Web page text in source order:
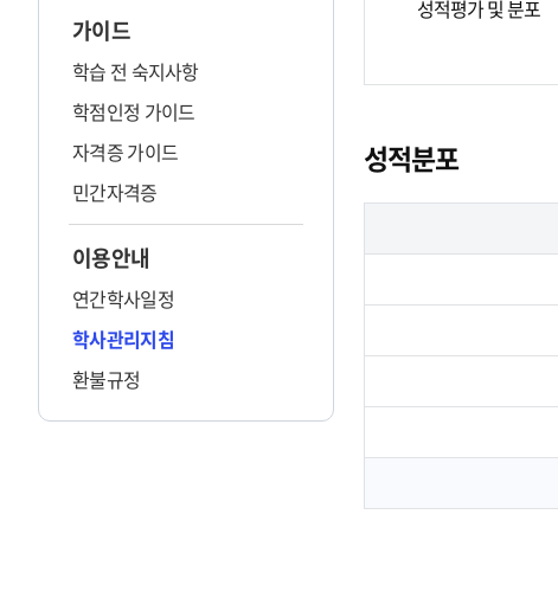
가이드
학습 전 숙지사항
학점인정 가이드
자격증 가이드
민간자격증
이용안내
연간학사일정
학사관리지침
환불규정
성적평가 및 분포
성적분포